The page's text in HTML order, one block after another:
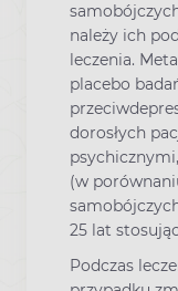
należy ich
leczenia.
placebo
dorosłych
(w
25 lat
Podczas